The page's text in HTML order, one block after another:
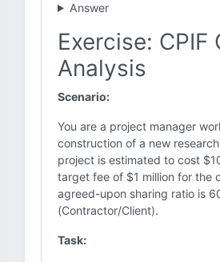
Answer
Exercise: CPIF
Analysis
Scenario:
You are a project manager
construction of a new
project is estimated to cost
target fee of $1 million for the
agreed-upon sharing ratio is
(Contractor/Client).
Task: